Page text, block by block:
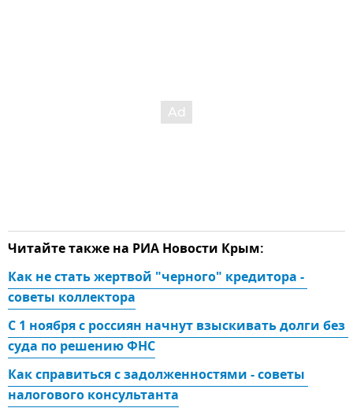
Читайте также на РИА Новости Крым:
Как не стать жертвой "черного" кредитора -
советы коллектора
С 1 ноября с россиян начнут взыскивать долги без
суда по решению ФНС
Как справиться с задолженностями - советы
налогового консультанта